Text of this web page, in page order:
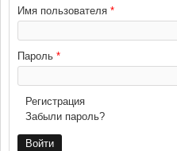
Имя пользователя *
Пароль *
Регистрация
Забыли пароль?